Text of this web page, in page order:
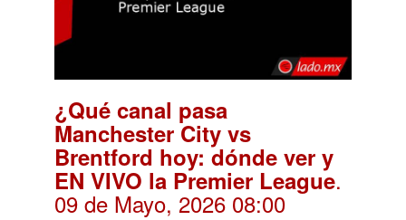
¿Qué canal pasa
Manchester City vs
Brentford hoy: dónde ver y
EN VIVO la Premier League.
09 de Mayo, 2026 08:00